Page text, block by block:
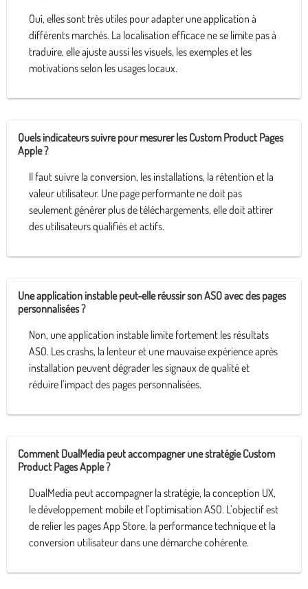
Oui, elles sont très utiles pour adapter une application à
différents marchés. La localisation efficace ne se limite pas à
traduire, elle ajuste aussi les visuels, les exemples et les
motivations selon les usages locaux.
Quels indicateurs suivre pour mesurer les Custom Product Pages
Apple ?
Il faut suivre la conversion, les installations, la rétention et la
valeur utilisateur. Une page performante ne doit pas
seulement générer plus de téléchargements, elle doit attirer
des utilisateurs qualifiés et actifs.
Une application instable peut-elle réussir son ASO avec des pages
personnalisées ?
Non, une application instable limite fortement les résultats
ASO. Les crashs, la lenteur et une mauvaise expérience après
installation peuvent dégrader les signaux de qualité et
réduire l’impact des pages personnalisées.
Comment DualMedia peut accompagner une stratégie Custom
Product Pages Apple ?
DualMedia peut accompagner la stratégie, la conception UX,
le développement mobile et l’optimisation ASO. L’objectif est
de relier les pages App Store, la performance technique et la
conversion utilisateur dans une démarche cohérente.